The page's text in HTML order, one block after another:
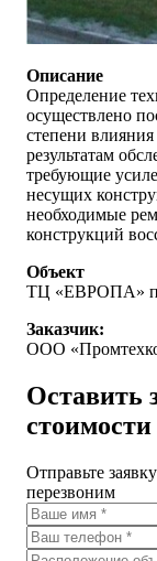
Описание
Определение
осуществлено
степени
результатам
требующие
несущих
необходимые
конструкций
Объект
ТЦ «ЕВРОПА»
Заказчик:
ООО
Оставить
стоимости
Отправьте
перезвоним